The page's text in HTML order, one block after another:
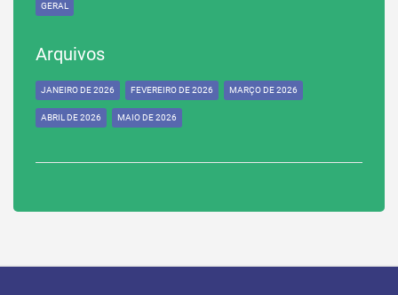
GERAL
Arquivos
JANEIRO DE 2026 FEVEREIRO DE 2026 MARÇO DE 2026
ABRIL DE 2026 MAIO DE 2026